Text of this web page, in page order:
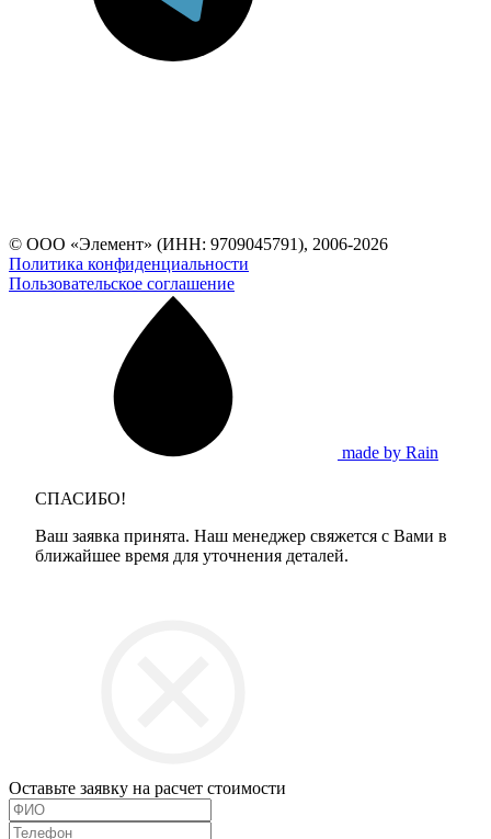
© ООО «Элемент» (ИНН: 9709045791), 2006-2026
Политика конфиденциальности
Пользовательское соглашение
made by Rain
СПАСИБО!
Ваш заявка принята. Наш менеджер свяжется с Вами в
ближайшее время для уточнения деталей.
Оставьте заявку на расчет стоимости